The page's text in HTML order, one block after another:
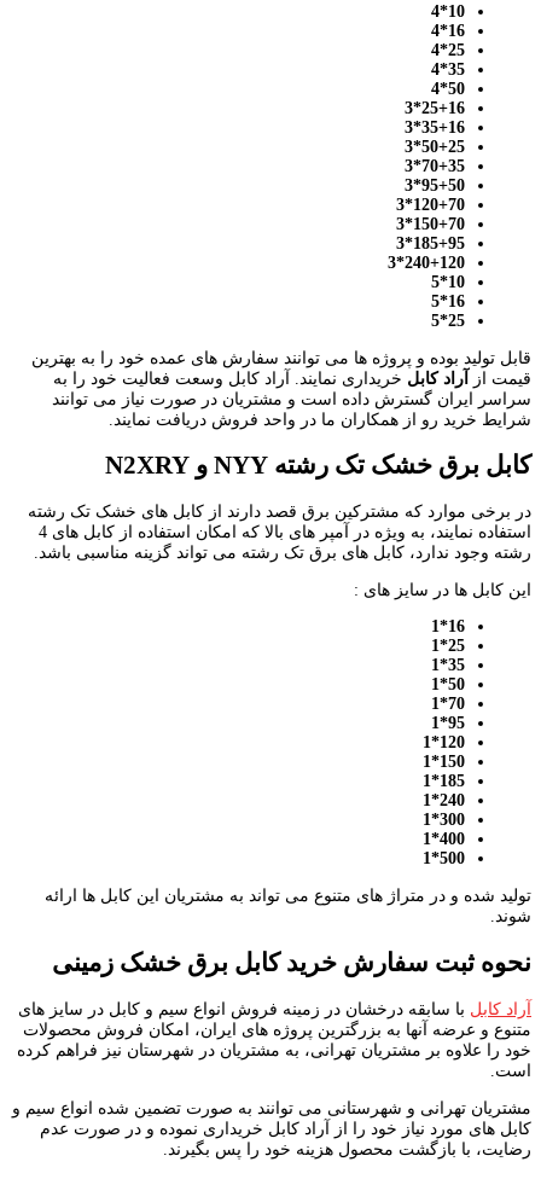
10*4
16*4
25*4
35*4
50*4
25+16*3
35+16*3
50+25*3
70+35*3
95+50*3
120+70*3
150+70*3
185+95*3
240+120*3
10*5
16*5
25*5
قابل تولید بوده و پروژه ها می توانند سفارش های عمده خود را به بهترین
قیمت از
آراد کابل خریداری نمایند. آراد کابل وسعت فعالیت خود را به
سراسر ایران گسترش داده است و مشتریان در صورت نیاز می توانند
شرایط خرید رو از همکاران ما در واحد فروش دریافت نمایند.
کابل برق خشک تک رشته NYY و N2XRY
در برخی موارد که مشترکین برق قصد دارند از کابل های خشک تک رشته
استفاده نمایند، به ویژه در آمپر های بالا که امکان استفاده از کابل های 4
رشته وجود ندارد، کابل های برق تک رشته می تواند گزینه مناسبی باشد.
این کابل ها در سایز های :
16*1
25*1
35*1
50*1
70*1
95*1
120*1
150*1
185*1
240*1
300*1
400*1
500*1
تولید شده و در متراژ های متنوع می تواند به مشتریان این کابل ها ارائه
شوند.
نحوه ثبت سفارش خرید کابل برق خشک زمینی
آراد کابل با سابقه درخشان در زمینه فروش انواع سیم و کابل در سایز های
متنوع و عرضه آنها به بزرگترین پروژه های ایران، امکان فروش محصولات
خود را علاوه بر مشتریان تهرانی، به مشتریان در شهرستان نیز فراهم کرده
است.
مشتریان تهرانی و شهرستانی می توانند به صورت تضمین شده انواع سیم و
کابل های مورد نیاز خود را از آراد کابل خریداری نموده و در صورت عدم
رضایت، با بازگشت محصول هزینه خود را پس بگیرند.